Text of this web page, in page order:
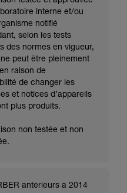
interne et/ou
notifié
selon les tests
des normes en vigueur,
peut être pleinement
raison de
de changer les
et notices d’appareils
plus produits.
non testée et non
antérieurs à 2014